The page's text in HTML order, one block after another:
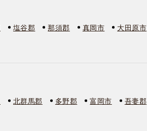
塩谷郡 那須郡 真岡市
大田原市
北群馬郡 多野郡 富岡市
吾妻郡